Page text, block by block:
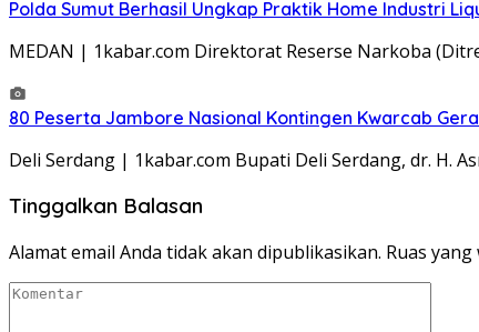
Polda Sumut Berhasil Ungkap Praktik Home Industri
MEDAN | 1kabar.com Direktorat Reserse Narkoba
80 Peserta Jambore Nasional Kontingen Kwarcab
Deli Serdang | 1kabar.com Bupati Deli Serdang, dr. H.
Tinggalkan Balasan
Alamat email Anda tidak akan dipublikasikan. Ruas